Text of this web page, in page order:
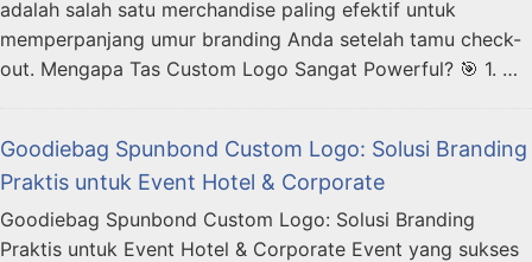
adalah salah satu merchandise paling efektif untuk
memperpanjang umur branding Anda setelah tamu check-
out. Mengapa Tas Custom Logo Sangat Powerful? 🎯 1. …
Goodiebag Spunbond Custom Logo: Solusi Branding
Praktis untuk Event Hotel & Corporate
Goodiebag Spunbond Custom Logo: Solusi Branding
Praktis untuk Event Hotel & Corporate Event yang sukses